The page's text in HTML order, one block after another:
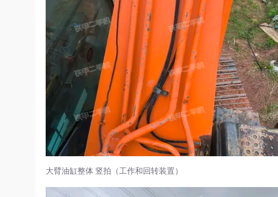
大臂油缸整体 竖拍（工作和回转装置）